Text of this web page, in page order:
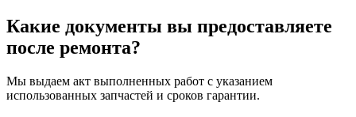
Какие документы вы предоставляете
после ремонта?
Мы выдаем акт выполненных работ с указанием
использованных запчастей и сроков гарантии.